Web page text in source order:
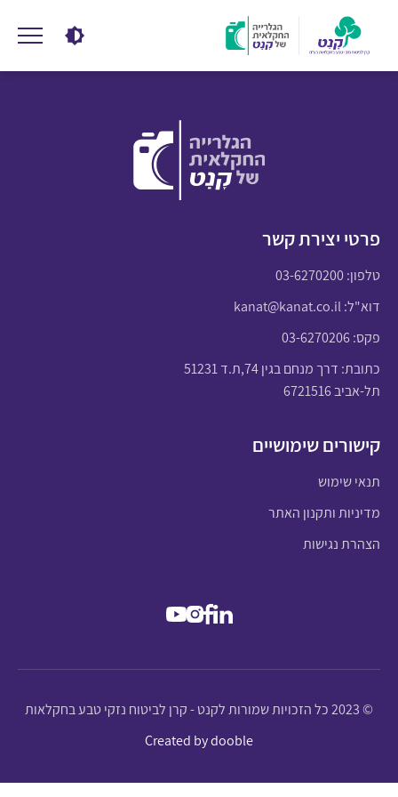
פרטי יצירת קשר
טלפון:03-6270200
דוא"ל:kanat@kanat.co.il
פקס: 03-6270206
כתובת: דרך מנחם בגין 74,ת.ד 51231
תל-אביב 6721516
קישורים שימושיים
תנאי שימוש
מדיניות ותקנון האתר
הצהרת נגישות
© 2023 כל הזכויות שמורות לקנט - קרן לביטוח נזקי טבע בחקלאות
Created by dooble